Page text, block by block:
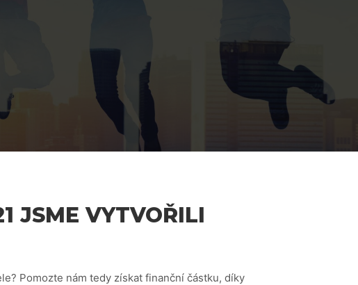
JSME VYTVOŘILI
Pomozte nám tedy získat finanční částku, díky